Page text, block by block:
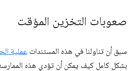
صعوبات التخزين المؤقت
سبق أن تناولنا في هذه المستندات عملية
بشكل كامل كيف يمكن أن تؤدي هذه